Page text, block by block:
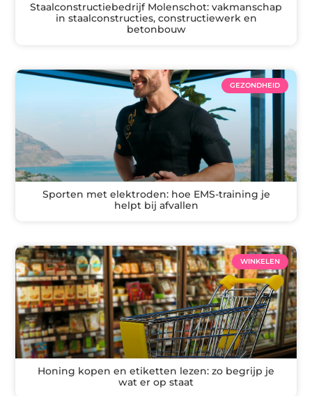
Staalconstructiebedrijf Molenschot: vakmanschap
in staalconstructies, constructiewerk en
betonbouw
GEZONDHEID
Sporten met elektroden: hoe EMS-training je
helpt bij afvallen
WINKELEN
Honing kopen en etiketten lezen: zo begrijp je
wat er op staat